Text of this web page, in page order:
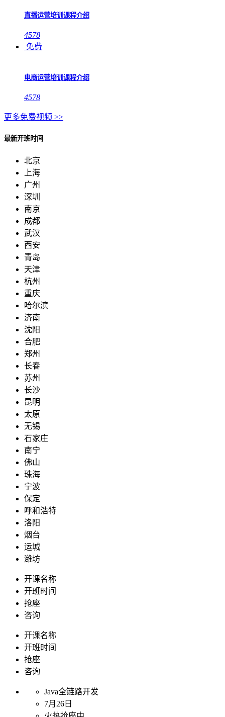
直播运营培训课程介绍
4578
免费
电商运营培训课程介绍
4578
更多免费视频 >>
最新开班时间
北京
上海
广州
深圳
南京
成都
武汉
西安
青岛
天津
杭州
重庆
哈尔滨
济南
沈阳
合肥
郑州
长春
苏州
长沙
昆明
太原
无锡
石家庄
南宁
佛山
珠海
宁波
保定
呼和浩特
洛阳
烟台
运城
潍坊
开课名称
开班时间
抢座
咨询
开课名称
开班时间
抢座
咨询
Java全链路开发
7月26日